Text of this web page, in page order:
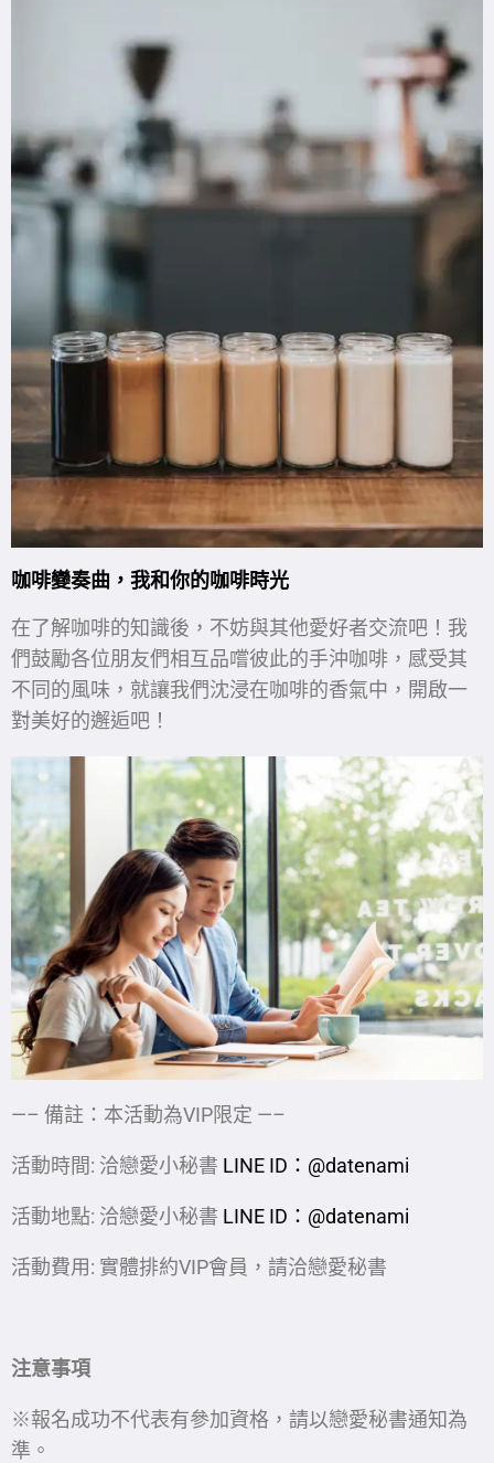
咖啡變奏曲，我和你的咖啡時光
在了解咖啡的知識後，不妨與其他愛好者交流吧！我
們鼓勵各位朋友們相互品嚐彼此的手沖咖啡，感受其
不同的風味，就讓我們沈浸在咖啡的香氣中，開啟一
對美好的邂逅吧！
—– 備註：本活動為VIP限定 —–
活動時間: 洽戀愛小秘書 LINE ID：@datenami
活動地點: 洽戀愛小秘書 LINE ID：@datenami
活動費用: 實體排約VIP會員，請洽戀愛秘書
注意事項
※報名成功不代表有參加資格，請以戀愛秘書通知為
準。